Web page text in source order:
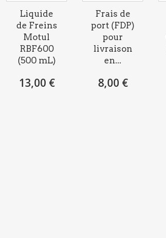
Liquide
de Freins
Motul
RBF600
(500 mL)
13,00 €
Frais de
port (FDP)
pour
livraison
en...
8,00 €